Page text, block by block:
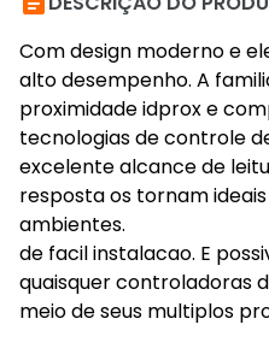
Com design moderno e
alto desempenho. A
proximidade idprox e
tecnologias de controle
excelente alcance de
resposta os tornam
ambientes.
de facil instalacao. E
quaisquer controladoras
meio de seus multiplos